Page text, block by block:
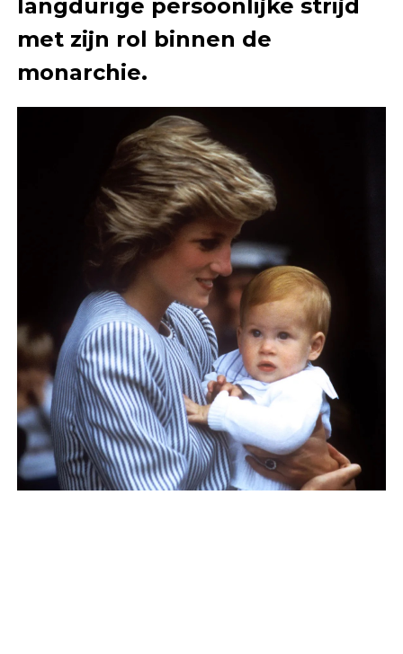
langdurige persoonlijke strijd
met zijn rol binnen de
monarchie.